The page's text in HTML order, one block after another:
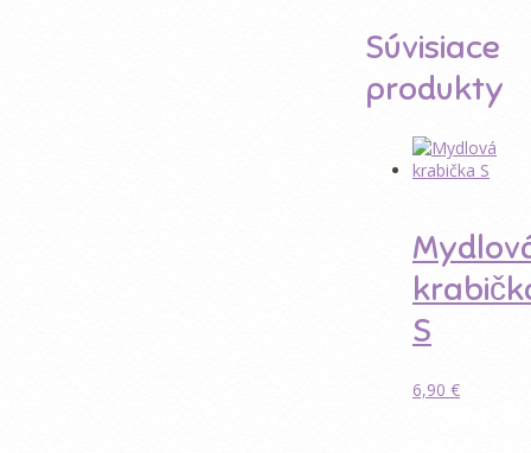
Súvisiace
produkty
S
6,90 €